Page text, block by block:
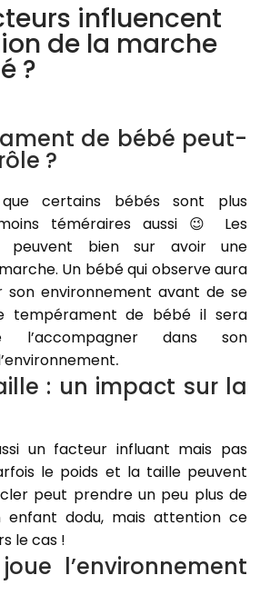
influencent
de la marche
?
de bébé peut-
?
certains bébés sont plus
téméraires aussi 😉 Les
peuvent bien sur avoir une
Un bébé qui observe aura
son environnement avant de se
tempérament de bébé il sera
l’accompagner dans son
.
: un impact sur la
un facteur influant mais pas
le poids et la taille peuvent
peut prendre un peu plus de
enfant dodu, mais attention ce
le cas !
l’environnement